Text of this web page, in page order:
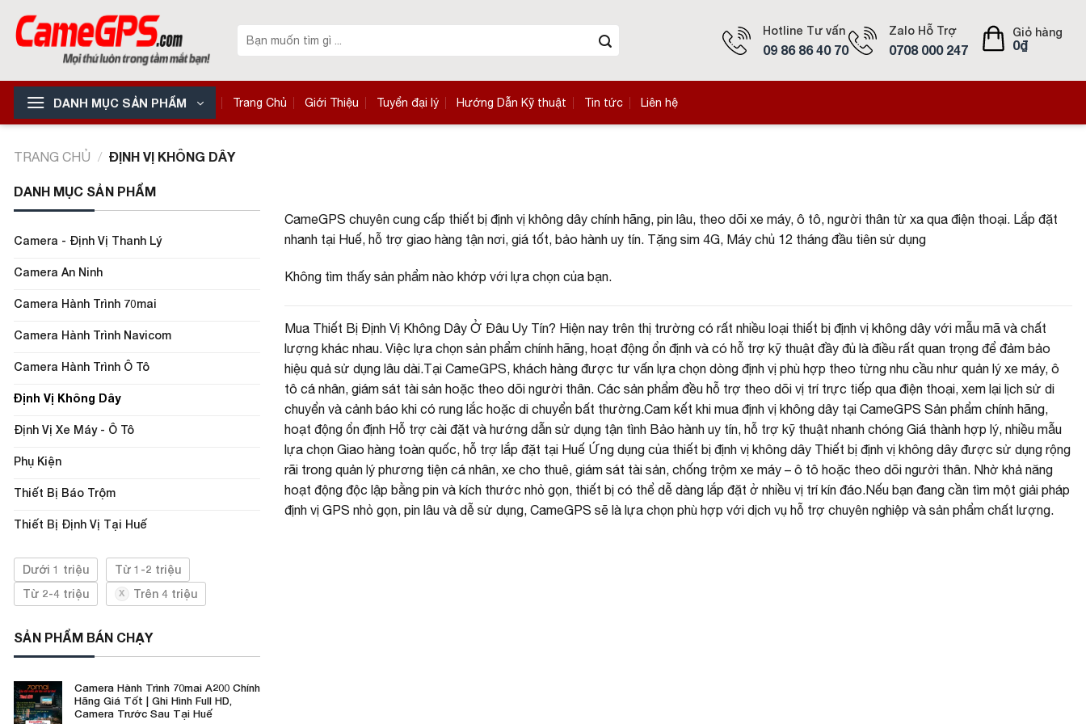
content
kiếm:
Hotline Tư vấn
09 86 86 40 70
Zalo Hỗ Trợ
0708 000 247
Giỏ hàng
0₫
DANH MỤC SẢN PHẨM Trang Chủ Giới Thiệu Tuyển đại lý Hướng Dẫn Kỹ thuật Tin tức Liên hệ
TRANG CHỦ / ĐỊNH VỊ KHÔNG DÂY
DANH MỤC SẢN PHẨM
Camera - Định Vị Thanh Lý
Camera An Ninh
Camera Hành Trình 70mai
Camera Hành Trình Navicom
Camera Hành Trình Ô Tô
Định Vị Không Dây
Định Vị Xe Máy - Ô Tô
Phụ Kiện
Thiết Bị Báo Trộm
Thiết Bị Định Vị Tại Huế
Dưới 1 triệu
Từ 1-2 triệu
Từ 2-4 triệu
Trên 4 triệu
SẢN PHẨM BÁN CHẠY
Camera Hành Trình 70mai A200 Chính
Hãng Giá Tốt | Ghi Hình Full HD,
Camera Trước Sau Tại Huế
CameGPS chuyên cung cấp thiết bị định vị không dây chính hãng, pin lâu, theo dõi xe máy, ô tô, người thân từ xa qua điện thoại. Lắp đặt
nhanh tại Huế, hỗ trợ giao hàng tận nơi, giá tốt, bảo hành uy tín. Tặng sim 4G, Máy chủ 12 tháng đầu tiên sử dụng
Không tìm thấy sản phẩm nào khớp với lựa chọn của bạn.
Mua Thiết Bị Định Vị Không Dây Ở Đâu Uy Tín? Hiện nay trên thị trường có rất nhiều loại thiết bị định vị không dây với mẫu mã và chất
lượng khác nhau. Việc lựa chọn sản phẩm chính hãng, hoạt động ổn định và có hỗ trợ kỹ thuật đầy đủ là điều rất quan trọng để đảm bảo
hiệu quả sử dụng lâu dài.Tại CameGPS, khách hàng được tư vấn lựa chọn dòng định vị phù hợp theo từng nhu cầu như quản lý xe máy, ô
tô cá nhân, giám sát tài sản hoặc theo dõi người thân. Các sản phẩm đều hỗ trợ theo dõi vị trí trực tiếp qua điện thoại, xem lại lịch sử di
chuyển và cảnh báo khi có rung lắc hoặc di chuyển bất thường.Cam kết khi mua định vị không dây tại CameGPS Sản phẩm chính hãng,
hoạt động ổn định Hỗ trợ cài đặt và hướng dẫn sử dụng tận tình Bảo hành uy tín, hỗ trợ kỹ thuật nhanh chóng Giá thành hợp lý, nhiều mẫu
lựa chọn Giao hàng toàn quốc, hỗ trợ lắp đặt tại Huế Ứng dụng của thiết bị định vị không dây Thiết bị định vị không dây được sử dụng rộng
rãi trong quản lý phương tiện cá nhân, xe cho thuê, giám sát tài sản, chống trộm xe máy – ô tô hoặc theo dõi người thân. Nhờ khả năng
hoạt động độc lập bằng pin và kích thước nhỏ gọn, thiết bị có thể dễ dàng lắp đặt ở nhiều vị trí kín đáo.Nếu bạn đang cần tìm một giải pháp
định vị GPS nhỏ gọn, pin lâu và dễ sử dụng, CameGPS sẽ là lựa chọn phù hợp với dịch vụ hỗ trợ chuyên nghiệp và sản phẩm chất lượng.